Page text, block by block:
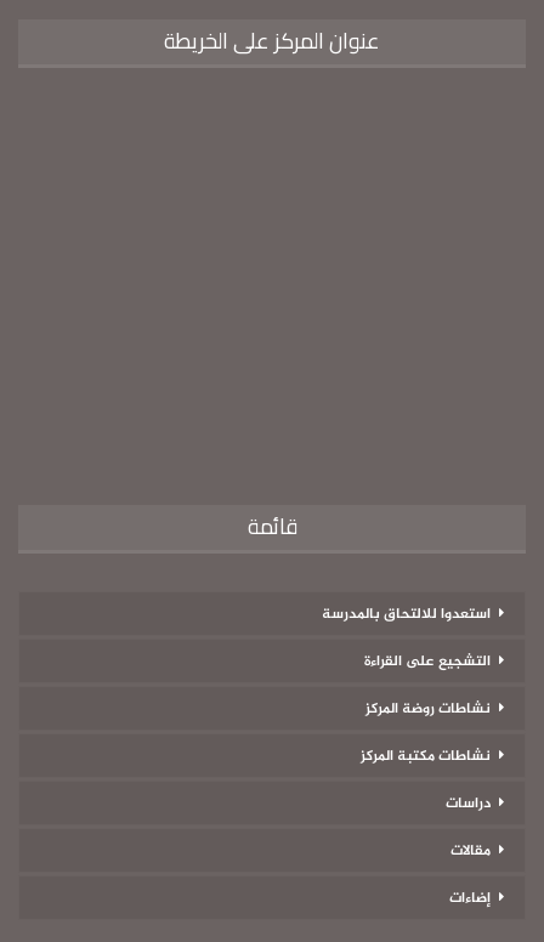
عنوان المركز على الخريطة
قائمة
استعدوا للالتحاق بالمدرسة
التشجيع على القراءة
نشاطات روضة المركز
نشاطات مكتبة المركز
دراسات
مقالات
إضاءات